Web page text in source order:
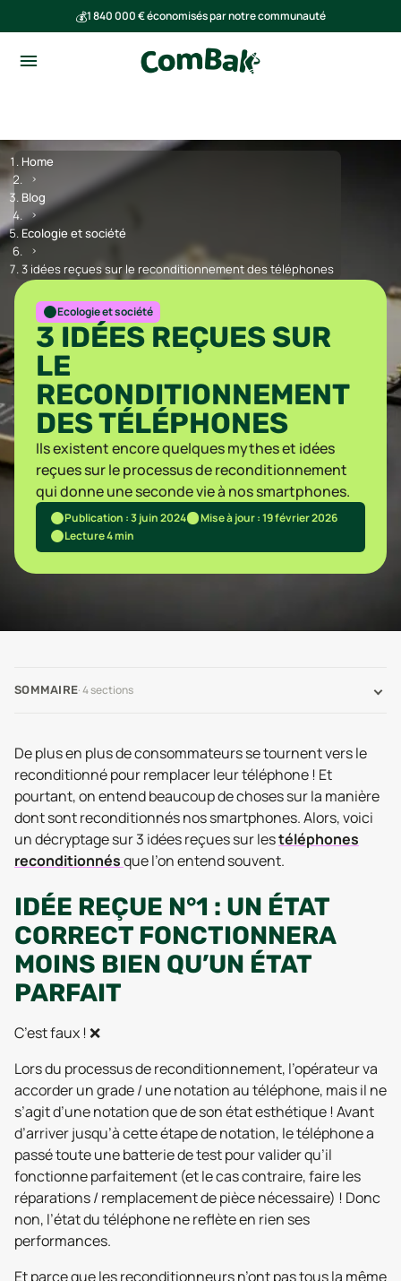
💰1 840 000 € économisés par notre communauté
Home
Blog
Ecologie et société
3 idées reçues sur le reconditionnement des téléphones
Ecologie et société
3 IDÉES REÇUES SUR
LE
RECONDITIONNEMENT
DES TÉLÉPHONES
Ils existent encore quelques mythes et idées
reçues sur le processus de reconditionnement
qui donne une seconde vie à nos smartphones.
Publication : 3 juin 2024
Mise à jour : 19 février 2026
Lecture 4 min
SOMMAIRE·4sections
De plus en plus de consommateurs se tournent vers le
reconditionné pour remplacer leur téléphone ! Et
pourtant, on entend beaucoup de choses sur la manière
dont sont reconditionnés nos smartphones. Alors, voici
un décryptage sur 3 idées reçues sur lestéléphones
reconditionnésque l’on entend souvent.
IDÉE REÇUE N°1 : UN ÉTAT
CORRECT FONCTIONNERA
MOINS BIEN QU’UN ÉTAT
PARFAIT
C’est faux ! ❌
Lors du processus de reconditionnement, l’opérateur va
accorder un grade / une notation au téléphone, mais il ne
s’agit d’une notation que de son état esthétique ! Avant
d’arriver jusqu’à cette étape de notation, le téléphone a
passé toute une batterie de test pour valider qu’il
fonctionne parfaitement (et le cas contraire, faire les
réparations / remplacement de pièce nécessaire) ! Donc
non, l’état du téléphone ne reflète en rien ses
performances.
Et parce que les reconditionneurs n’ont pas tous la même